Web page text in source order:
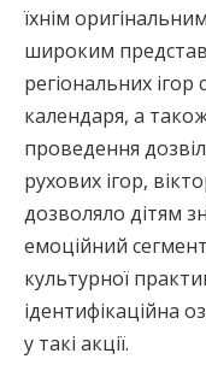
їхнім
широким
регіональних
календаря, а
проведення
рухових ігор,
дозволяло дітям
емоційний
культурної
ідентифікаційна
у такі акції.